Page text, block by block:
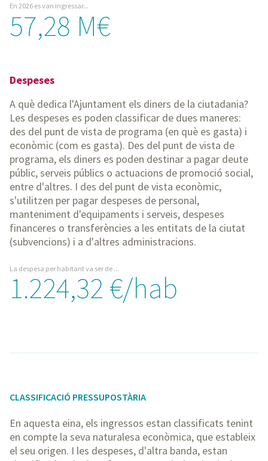
En 2026 es van ingressar...
57,28 M€
Despeses
A què dedica l'Ajuntament els diners de la ciutadania?
Les despeses es poden classificar de dues maneres:
des del punt de vista de programa (en què es gasta) i
econòmic (com es gasta). Des del punt de vista de
programa, els diners es poden destinar a pagar deute
públic, serveis públics o actuacions de promoció social,
entre d'altres. I des del punt de vista econòmic,
s'utilitzen per pagar despeses de personal,
manteniment d'equipaments i serveis, despeses
financeres o transferències a les entitats de la ciutat
(subvencions) i a d'altres administracions.
La despesa per habitant va ser de ...
1.224,32 €/hab
CLASSIFICACIÓ PRESSUPOSTÀRIA
En aquesta eina, els ingressos estan classificats tenint
en compte la seva naturalesa econòmica, que estableix
el seu origen. I les despeses, d'altra banda, estan